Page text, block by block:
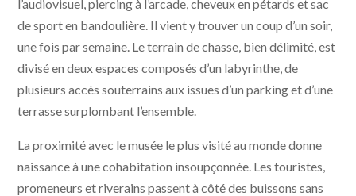
l’audiovisuel, piercing à l’arcade, cheveux en pétards et sac
de sport en bandoulière. Il vient y trouver un coup d’un soir,
une fois par semaine. Le terrain de chasse, bien délimité, est
divisé en deux espaces composés d’un labyrinthe, de
plusieurs accès souterrains aux issues d’un parking et d’une
terrasse surplombant l’ensemble.
La proximité avec le musée le plus visité au monde donne
naissance à une cohabitation insoupçonnée. Les touristes,
promeneurs et riverains passent à côté des buissons sans